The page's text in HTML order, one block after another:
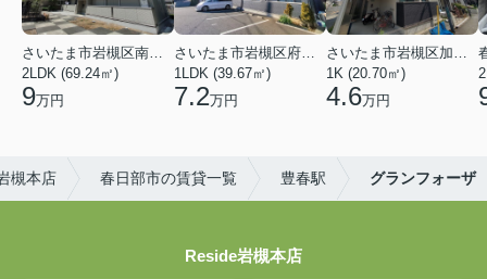
さいたま市岩槻区南平野４丁目
2LDK (69.24㎡)
9万円
さいたま市岩槻区府内１丁目
1LDK (39.67㎡)
7.2万円
さいたま市岩槻区加倉１丁目
1K (20.70㎡)
4.6万円
槻本店 春日部市の賃貸一覧 豊春駅 グランフォーザ
Reside岩槻本店